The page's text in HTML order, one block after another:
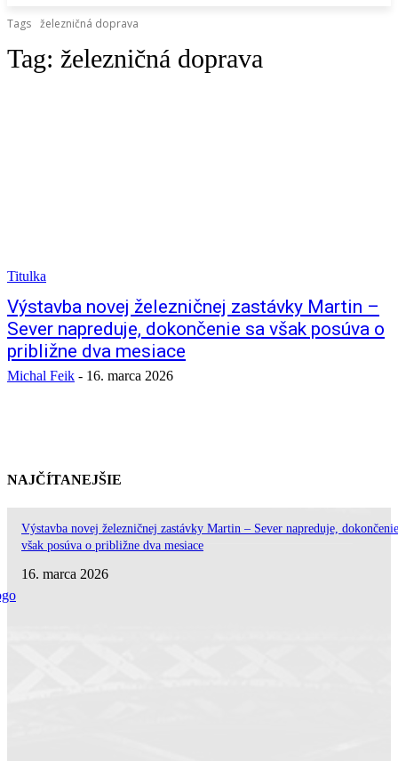
Tags železničná doprava
Tag: železničná doprava
Titulka
Výstavba novej železničnej zastávky Martin –
Sever napreduje, dokončenie sa však posúva o
približne dva mesiace
Michal Feik - 16. marca 2026
NAJČÍTANEJŠIE
Výstavba novej železničnej zastávky Martin – Sever napreduje,
však posúva o približne dva mesiace
16. marca 2026